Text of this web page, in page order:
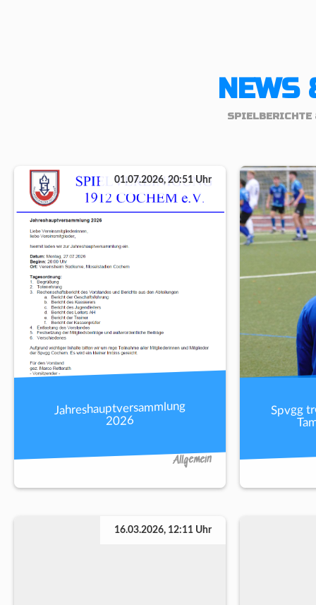
NEWS
SPIELBERICHTE
01.07.2026, 20:51 Uhr
Jahreshauptversammlung
2026
Allgemein
Spvgg
16.03.2026, 12:11 Uhr